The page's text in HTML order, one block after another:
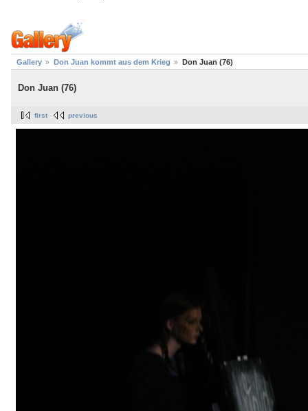
Gallery Don Juan kommt aus dem Krieg Don Juan (76)
Don Juan (76)
first previous